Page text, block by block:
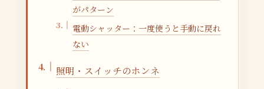
がパターン
電動シャッター：一度使うと手動に戻れ
ない
照明・スイッチのホンネ